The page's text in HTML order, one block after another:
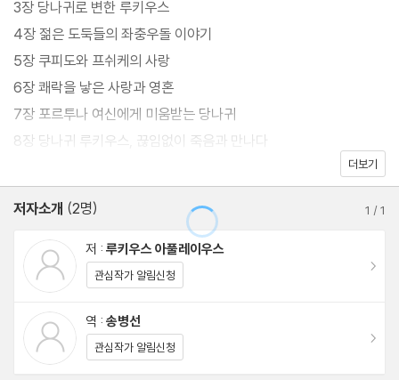
이자, 오늘날까지 원본이 완전하게 보전된 유일한 라틴어 소설이며,
세계 최초의 액자 소설이다. 일인칭 화자인 루키우스가 내용을 이끌
어 나가는 서술 방식은 ‘피카레스크 소설’이라고 불리는 문학 장르에
지대한 영향을 끼쳤다.
이 책은 매우 선정적이고 방탕하다. 이 책에는 소름 끼치고 우스꽝스
러운 이야기들과 마법을 사용하는 마녀 이야기, 신화 등이 뒤섞여 있
다. 인간이 가장 비천한 동물인 당나귀로 변하여 온갖 어려움을 겪으
면서 인간들을 관찰한다는 내용은 굉장히 기발하고 풍자적이다. 『죽
기 전에 꼭 읽어야 할 책 1001권』에 선정된 『황금 당나귀』는 독자들
의 호기심을 크게 자극하고, 모험 소설과 판타지 소설을 동시에 읽는
재미를 독자들에게 안겨 줄 것이다.
3장 당나귀로 변한 루키우스
4장 젊은 도둑들의 좌충우돌 이야기
5장 쿠피도와 프쉬케의 사랑
6장 쾌락을 낳은 사랑과 영혼
7장 포르투나 여신에게 미움받는 당나귀
8장 당나귀 루키우스, 끊임없이 죽음과 만나다
11장 이시스 여신의 가호로 사람이 된 루키우스
작품 해설 | 송병선
더보기
저자소개 (2명) 1 /1
저 : 루키우스 아풀레이우스
관심작가 알림신청
역 : 송병선
관심작가 알림신청